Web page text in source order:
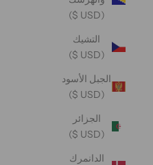
(USD $)
التشيك
(USD $)
الجبل الأسود
(USD $)
الجزائر
(USD $)
الدانمرك